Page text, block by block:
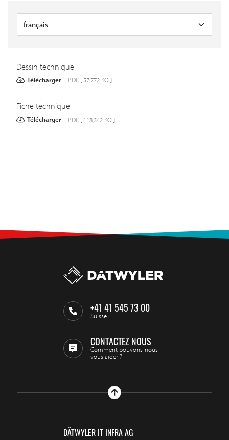
Dessin technique
Télécharger PDF [ 57,772 KO ]
Fiche technique
Télécharger PDF [ 118,342 KO ]
+41 41 545 73 00
Suisse
CONTACTEZ NOUS
Comment pouvons-nous
vous aider ?
DÄTWYLER IT INFRA AG